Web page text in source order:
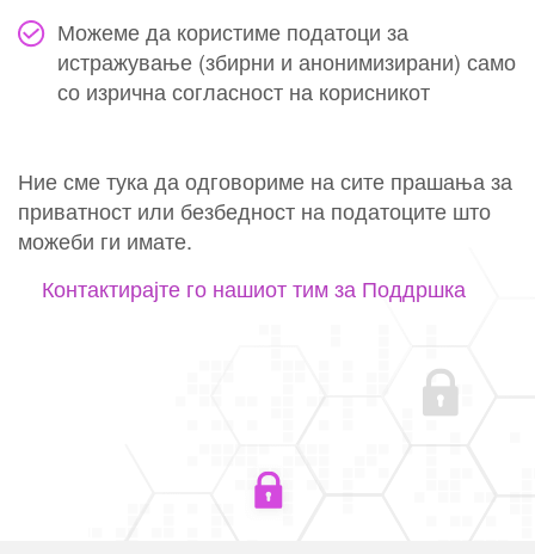
Можеме да користиме податоци за
истражување (збирни и анонимизирани) само
со изрична согласност на корисникот
Ние сме тука да одговориме на сите прашања за
приватност или безбедност на податоците што
можеби ги имате.
Контактирајте го нашиот тим за Поддршка